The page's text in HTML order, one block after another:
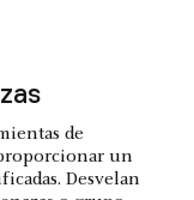
de
un
Desvelan